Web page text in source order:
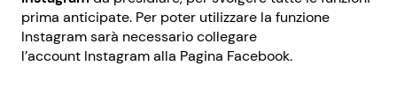
prima anticipate. Per poter utilizzare la funzione
Instagram sarà necessario collegare
l’account Instagram alla Pagina Facebook.